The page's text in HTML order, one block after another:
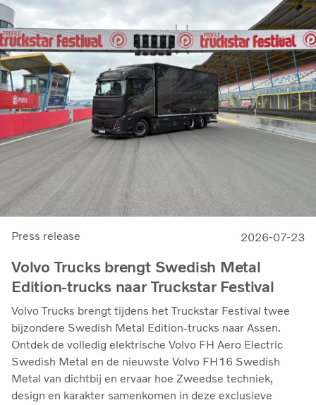
Press release 2026-07-23
Volvo Trucks brengt Swedish Metal
Edition-trucks naar Truckstar Festival
Volvo Trucks brengt tijdens het Truckstar Festival twee
bijzondere Swedish Metal Edition-trucks naar Assen.
Ontdek de volledig elektrische Volvo FH Aero Electric
Swedish Metal en de nieuwste Volvo FH16 Swedish
Metal van dichtbij en ervaar hoe Zweedse techniek,
design en karakter samenkomen in deze exclusieve